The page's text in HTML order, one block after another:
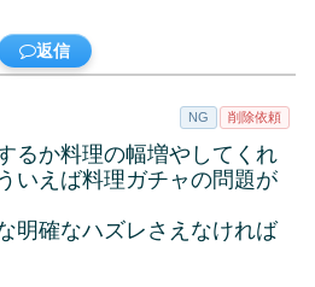
返信
NG 削除依頼
るか料理の幅増やしてくれ
いえば料理ガチャの問題が
明確なハズレさえなければ